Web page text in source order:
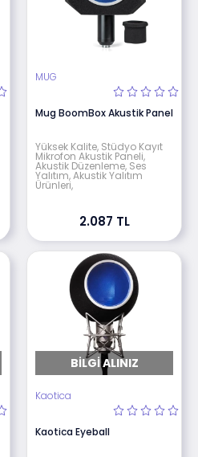
MUG
Mug BoomBox Akustik Panel
Yüksek Kalite, Stüdyo Kayıt
Mikrofon Akustik Paneli,
Akustik Düzenleme, Ses
Yalıtım, Akustik Yalıtım
Ürünleri,
2.087 TL
BILGI ALINIZ
Kaotica
Kaotica Eyeball